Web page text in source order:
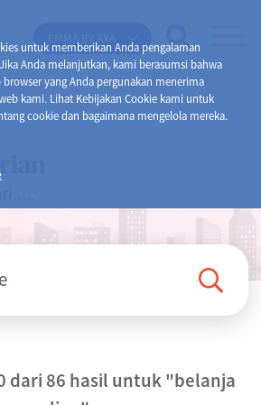
untuk memberikan Anda pengalaman
Anda melanjutkan, kami berasumsi bahwa
yang Anda pergunakan menerima
kami. Lihat Kebijakan Cookie kami untuk
cookie dan bagaimana mengelola mereka.
dari 86 hasil untuk"belanja